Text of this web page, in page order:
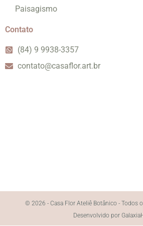
Paisagismo
Contato
(84) 9 9938-3357
contato@casaflor.art.br
© 2026 - Casa Flor Ateliê Botânico - Todos
Desenvolvido por